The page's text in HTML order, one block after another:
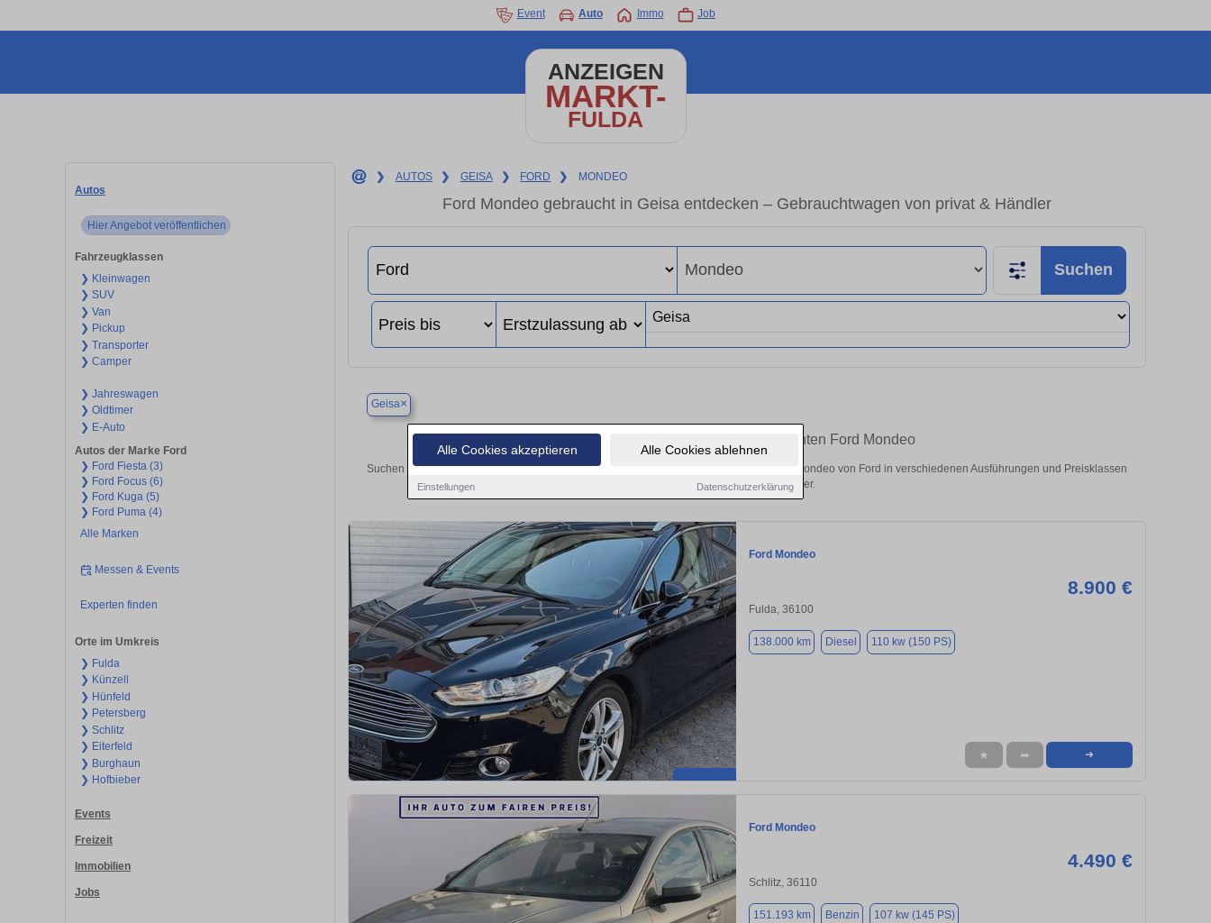
Alle Cookies akzeptieren Alle Cookies ablehnen
Einstellungen Datenschutzerklärung
Event Auto Immo Job
ANZEIGEN
MARKT-
FULDA
Autos
Hier Angebot veröffentlichen
Fahrzeugklassen
❯ Kleinwagen
❯ SUV
❯ Van
❯ Pickup
❯ Transporter
❯ Camper
❯ Jahreswagen
❯ Oldtimer
❯ E-Auto
Autos der Marke Ford
❯ Ford Fiesta (3)
❯ Ford Focus (6)
❯ Ford Kuga (5)
❯ Ford Puma (4)
Alle Marken
Messen & Events
Experten finden
Orte im Umkreis
❯ Fulda
❯ Künzell
❯ Hünfeld
❯ Petersberg
❯ Schlitz
❯ Eiterfeld
❯ Burghaun
❯ Hofbieber
Events
Freizeit
Immobilien
Jobs
❯ AUTOS ❯ GEISA ❯ FORD ❯ MONDEO
Ford Mondeo gebraucht in Geisa entdecken – Gebrauchtwagen von privat & Händler
Suchen
Geisa×
Finden Sie in Geisa Ihren gebrauchten Ford Mondeo
Suchen Sie in Geisa einen Ford Mondeo Gebrauchtwagen? Entdecken Sie gebrauchte Mondeo von Ford in verschiedenen Ausführungen und Preisklassen
von privat und vom Händler.
Ford Mondeo
8.900 €
Fulda, 36100
138.000 km Diesel 110 kw (150 PS)
★ ➦ ➜
Ford Mondeo
4.490 €
Schlitz, 36110
151.193 km Benzin 107 kw (145 PS)